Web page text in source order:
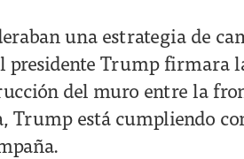
una estrategia de
presidente Trump firmara
del muro entre la
Trump está cumpliendo